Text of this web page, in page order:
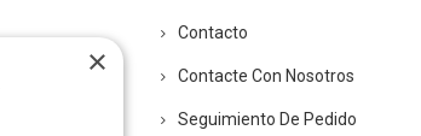
Contacto
Contacte Con Nosotros
Seguimiento De Pedido
×